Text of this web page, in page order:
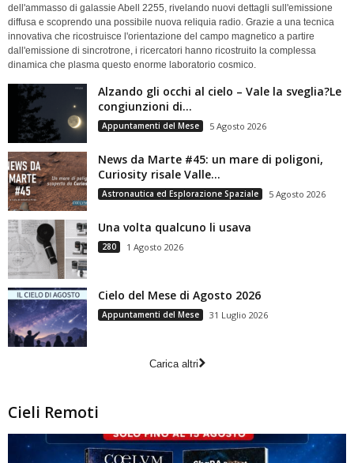
dell'ammasso di galassie Abell 2255, rivelando nuovi dettagli sull'emissione
diffusa e scoprendo una possibile nuova reliquia radio. Grazie a una tecnica
innovativa che ricostruisce l'orientazione del campo magnetico a partire
dall'emissione di sincrotrone, i ricercatori hanno ricostruito la complessa
dinamica che plasma questo enorme laboratorio cosmico.
Alzando gli occhi al cielo – Vale la sveglia?Le
congiunzioni di...
Appuntamenti del Mese 5 Agosto 2026
News da Marte #45: un mare di poligoni,
Curiosity risale Valle...
Astronautica ed Esplorazione Spaziale 5 Agosto 2026
Una volta qualcuno li usava
280 1 Agosto 2026
Cielo del Mese di Agosto 2026
Appuntamenti del Mese 31 Luglio 2026
Carica altri
Cieli Remoti